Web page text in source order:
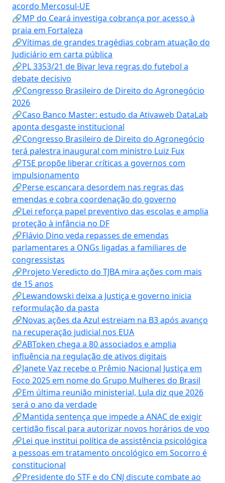
acordo Mercosul-UE
🔗MP do Ceará investiga cobrança por acesso à
praia em Fortaleza
🔗Vítimas de grandes tragédias cobram atuação do
Judiciário em carta pública
🔗PL 3353/21 de Bivar leva regras do futebol a
debate decisivo
🔗Congresso Brasileiro de Direito do Agronegócio
2026
🔗Caso Banco Master: estudo da Ativaweb DataLab
aponta desgaste institucional
🔗Congresso Brasileiro de Direito do Agronegócio
terá palestra inaugural com ministro Luiz Fux
🔗TSE propõe liberar críticas a governos com
impulsionamento
🔗Perse escancara desordem nas regras das
emendas e cobra coordenação do governo
🔗Lei reforça papel preventivo das escolas e amplia
proteção à infância no DF
🔗Flávio Dino veda repasses de emendas
parlamentares a ONGs ligadas a familiares de
congressistas
🔗Projeto Veredicto do TJBA mira ações com mais
de 15 anos
🔗Lewandowski deixa a Justiça e governo inicia
reformulação da pasta
🔗Novas ações da Azul estreiam na B3 após avanço
na recuperação judicial nos EUA
🔗ABToken chega a 80 associados e amplia
influência na regulação de ativos digitais
🔗Janete Vaz recebe o Prêmio Nacional Justiça em
Foco 2025 em nome do Grupo Mulheres do Brasil
🔗Em última reunião ministerial, Lula diz que 2026
será o ano da verdade
🔗Mantida sentença que impede a ANAC de exigir
certidão fiscal para autorizar novos horários de voo
🔗Lei que institui política de assistência psicológica
a pessoas em tratamento oncológico em Socorro é
constitucional
🔗Presidente do STF e do CNJ discute combate ao